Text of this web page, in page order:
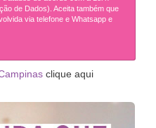
de Dados). Aceita também que
via telefone e Whatsapp e
clique aqui